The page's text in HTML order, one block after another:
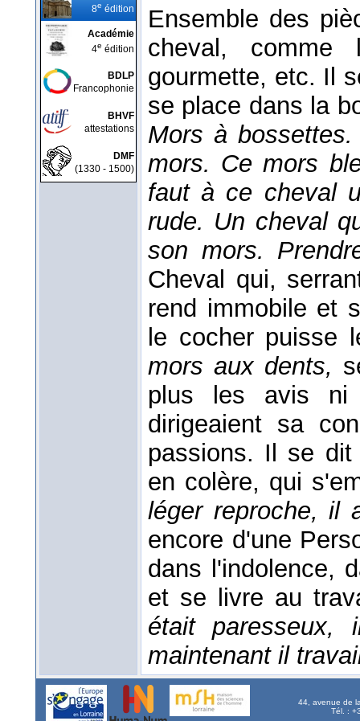
8e édition
Académie
4e édition
BDLP
Francophonie
BHVF
attestations
DMF
(1330 - 1500)
Ensemble des
cheval, comme
gourmette, etc. Il
se place dans la
Mors à
mors. Ce mors
faut à ce cheval
rude. Un cheval
son mors.
Cheval qui,
rend immobile et
le cocher
mors aux dents,
plus les avis ni
dirigeaient sa
passions. Il se
en colère, qui
léger reproche, il
encore d'une
dans l'indolence,
et se livre au
était
maintenant il
44, avenue de
Tél. :